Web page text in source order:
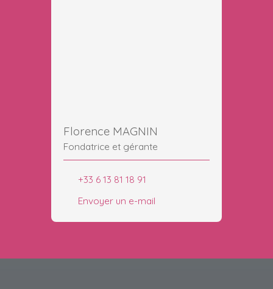
Florence MAGNIN
Fondatrice et gérante
+33 6 13 81 18 91
Envoyer un e-mail